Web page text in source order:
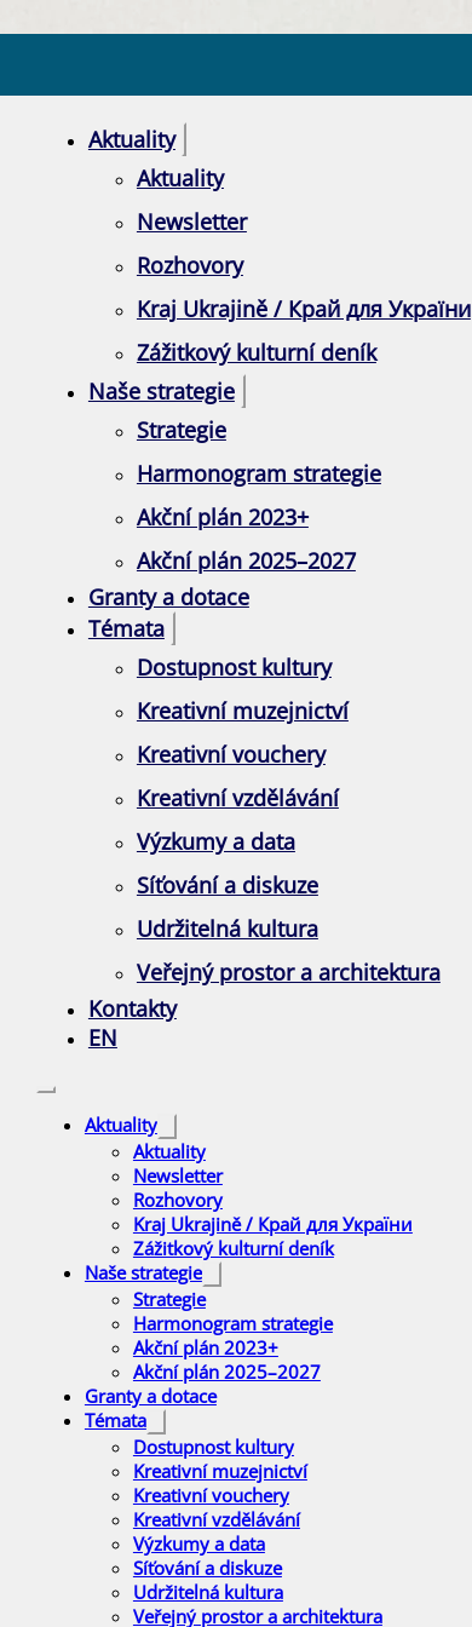
Aktuality
Aktuality
Newsletter
Rozhovory
Kraj Ukrajině / Край для України
Zážitkový kulturní deník
Naše strategie
Strategie
Harmonogram strategie
Akční plán 2023+
Akční plán 2025–2027
Granty a dotace
Témata
Dostupnost kultury
Kreativní muzejnictví
Kreativní vouchery
Kreativní vzdělávání
Výzkumy a data
Síťování a diskuze
Udržitelná kultura
Veřejný prostor a architektura
Kontakty
EN
Aktuality
Aktuality
Newsletter
Rozhovory
Kraj Ukrajině / Край для України
Zážitkový kulturní deník
Naše strategie
Strategie
Harmonogram strategie
Akční plán 2023+
Akční plán 2025–2027
Granty a dotace
Témata
Dostupnost kultury
Kreativní muzejnictví
Kreativní vouchery
Kreativní vzdělávání
Výzkumy a data
Síťování a diskuze
Udržitelná kultura
Veřejný prostor a architektura